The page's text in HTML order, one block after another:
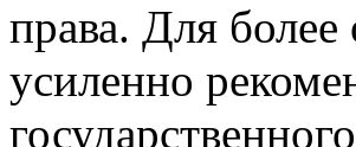
права. Для более
усиленно